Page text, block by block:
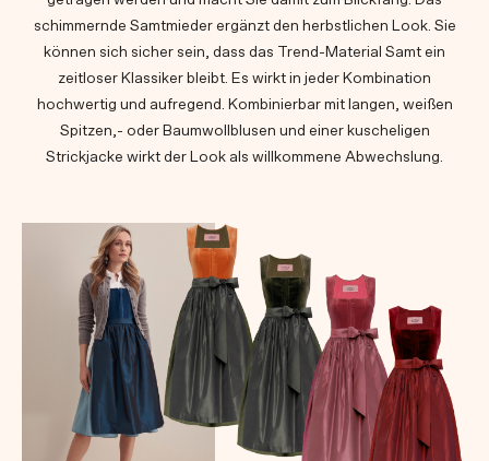
schimmernde Samtmieder ergänzt den herbstlichen Look. Sie
können sich sicher sein, dass das Trend-Material Samt ein
zeitloser Klassiker bleibt. Es wirkt in jeder Kombination
hochwertig und aufregend. Kombinierbar mit langen, weißen
Spitzen,- oder Baumwollblusen und einer kuscheligen
Strickjacke wirkt der Look als willkommene Abwechslung.